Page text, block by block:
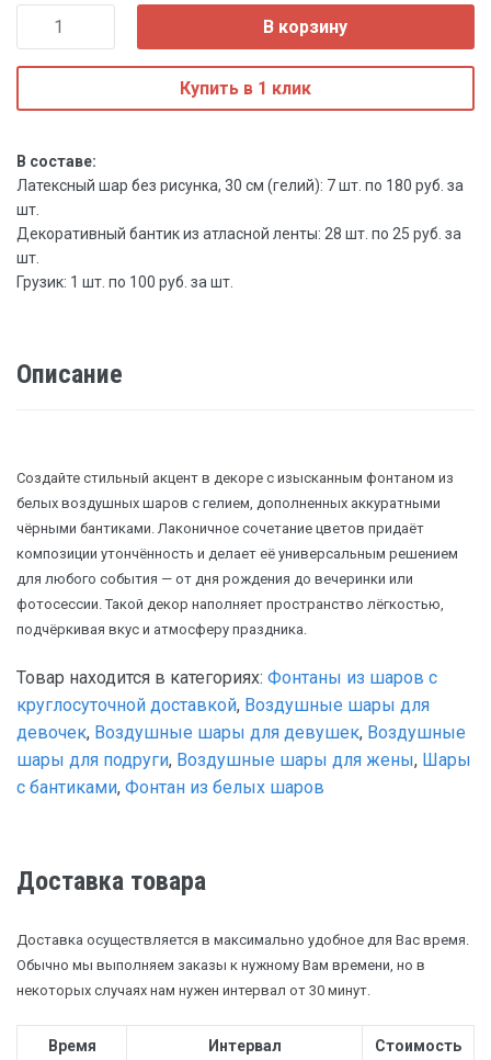
В корзину
Купить в 1 клик
В составе:
Латексный шар без рисунка, 30 см (гелий): 7 шт. по 180 руб. за
шт.
Декоративный бантик из атласной ленты: 28 шт. по 25 руб. за
шт.
Грузик: 1 шт. по 100 руб. за шт.
Описание
Создайте стильный акцент в декоре с изысканным фонтаном из
белых воздушных шаров с гелием, дополненных аккуратными
чёрными бантиками. Лаконичное сочетание цветов придаёт
композиции утончённость и делает её универсальным решением
для любого события — от дня рождения до вечеринки или
фотосессии. Такой декор наполняет пространство лёгкостью,
подчёркивая вкус и атмосферу праздника.
Товар находится в категориях: Фонтаны из шаров с
круглосуточной доставкой, Воздушные шары для
девочек, Воздушные шары для девушек, Воздушные
шары для подруги, Воздушные шары для жены, Шары
с бантиками, Фонтан из белых шаров
Доставка товара
Доставка осуществляется в максимально удобное для Вас время.
Обычно мы выполняем заказы к нужному Вам времени, но в
некоторых случаях нам нужен интервал от 30 минут.
Время Интервал Стоимость